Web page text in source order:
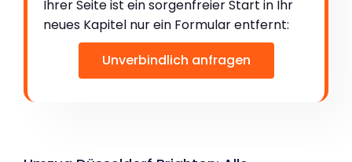
Ihrer Seite ist ein sorgenfreier Start in Ihr
neues Kapitel nur ein Formular entfernt:
Unverbindlich anfragen